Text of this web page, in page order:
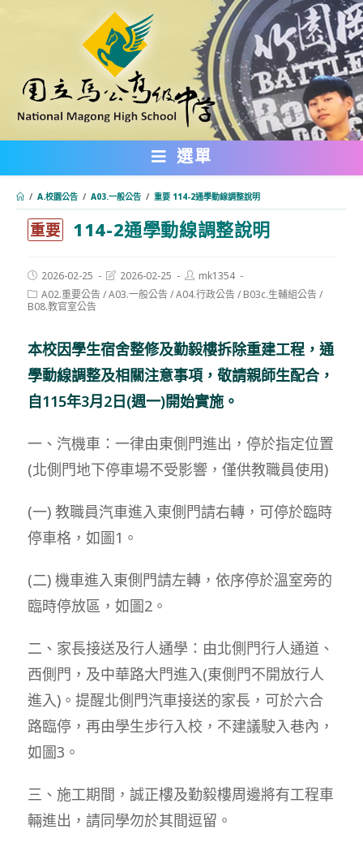
內
選單
/ A.校園公告 / A03.一般公告 / 重要 114-2通學動線調整說明
重要 114-2通學動線調整說明
Post
published:
2026-02-25
Post
modified:
2026-02-25
Post
author:
mk1354
Post
category:
A02.重要公告/A03.一般公告/A04.行政公告/ B03c.生輔組公告/
B08.教官室公告
本校因學生宿舍整修及勤毅樓拆除重建工程，通
學動線調整及相關注意事項，敬請親師生配合，
自115年3月2日(週一)開始實施。
一、汽機車：一律由東側門進出，停於指定位置
(北側門地下停車場不受影響，僅供教職員使用)
(一) 教職員汽車進入東側門請右轉，可停於臨時
停車格，如圖1。
(二) 機車進入東側門請左轉，依序停於溫室旁的
臨時停放區，如圖2。
二、家長接送及行人通學：由北側門行人通道、
西側門，及中華路大門進入(東側門不開放行人
進入)。提醒北側門汽車接送的家長，可於六合
路臨停，再由學生步行入校，不建議駛入巷內，
如圖3。
三、施工期間，誠正樓及勤毅樓周邊將有工程車
輛進出，請同學勿於其間逗留。